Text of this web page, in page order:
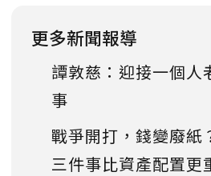
更多新聞報導
譚敦慈：迎接一個人
事
戰爭開打，錢變廢紙
三件事比資產配置更